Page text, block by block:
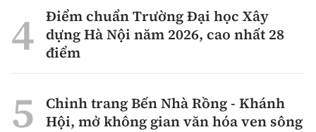
Điểm chuẩn Trường Đại học Xây
dựng Hà Nội năm 2026, cao nhất 28
điểm
Chỉnh trang Bến Nhà Rồng - Khánh
Hội, mở không gian văn hóa ven sông